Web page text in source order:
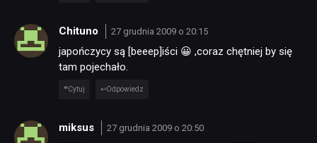
Chituno 27 grudnia 2009 o 20:15
japończycy są [beeep]iści 😀 ,coraz chętniej by się
tam pojechało.
Cytuj Odpowiedz
miksus 27 grudnia 2009 o 20:50